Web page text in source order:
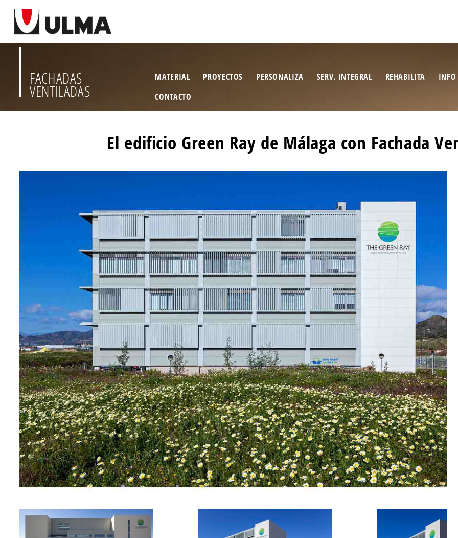
FACHADAS
VENTILADAS
MATERIAL PROYECTOS PERSONALIZA SERV. INTEGRAL REHABILITA INFO
CONTACTO
El edificio Green Ray de Málaga con Fachada